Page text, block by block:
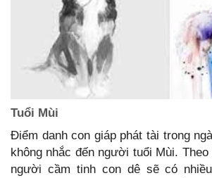
Tuổi Mùi
Điểm danh con giáp phát tài trong
không nhắc đến người tuổi Mùi.
người cầm tinh con dê sẽ có